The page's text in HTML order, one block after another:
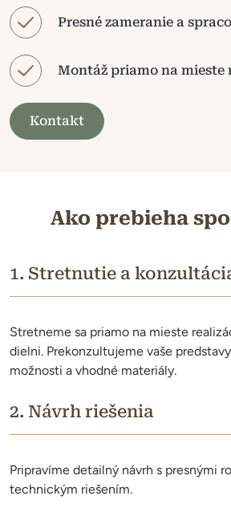
Presné zameranie a
Montáž priamo na mieste
Kontakt
Ako prebieha
1. Stretnutie a
Stretneme sa priamo na mieste
dielni. Prekonzultujeme vaše
možnosti a vhodné materiály.
2. Návrh riešenia
Pripravíme detailný návrh s presnými
technickým riešením.